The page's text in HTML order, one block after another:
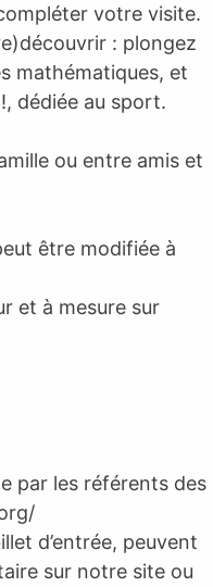
votre visite.
: plongez
mathématiques, et
dédiée au sport.
ou entre amis et
être modifiée à
et à mesure sur
par les référents des
d’entrée, peuvent
sur notre site ou